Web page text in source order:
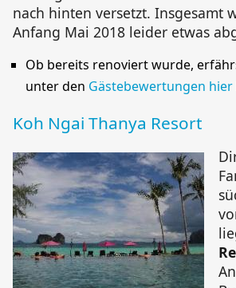
nach hinten versetzt. Insgesamt
Anfang Mai 2018 leider etwas
Ob bereits renoviert wurde,
unter den Gästebewertungen hier
Koh Ngai Thanya Resort